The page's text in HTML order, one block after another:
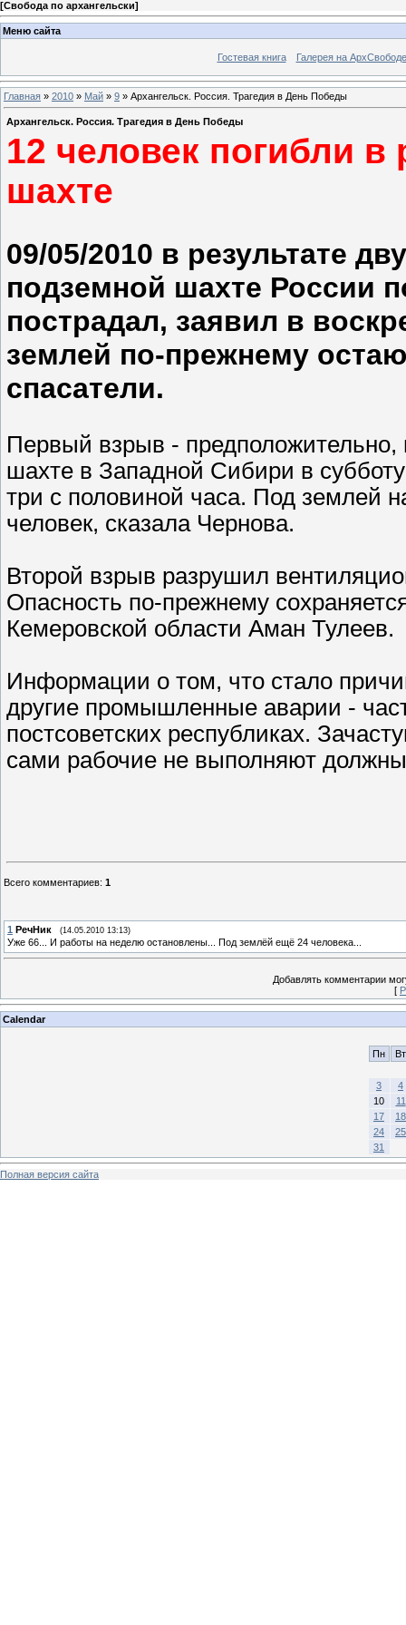
[Свобода по архангельски]
Меню сайта
Гостевая книга Галерея на АрхСвободе
Главная » 2010 » Май » 9 » Архангельск. Россия. Трагедия в День Победы
Архангельск. Россия. Трагедия в День Победы
12 человек погибли в
шахте
09/05/2010 в результате
подземной шахте России
пострадал, заявил в
землей по-прежнему
спасатели.
Первый взрыв - предположительно,
шахте в Западной Сибири в
три с половиной часа. Под землей
человек, сказала Чернова.
Второй взрыв разрушил
Опасность по-прежнему
Кемеровской области Аман Тулеев.
Информации о том, что стало
другие промышленные аварии -
постсоветских республиках.
сами рабочие не выполняют
Всего комментариев: 1
1 РечНик (14.05.2010 13:13)
Уже 66... И работы на неделю остановлены... Под землёй ещё 24 человека...
Добавлять комментарии
[
Calendar
Пн Вт
3
4
10
11
17
18
24
25
31
Полная версия сайта